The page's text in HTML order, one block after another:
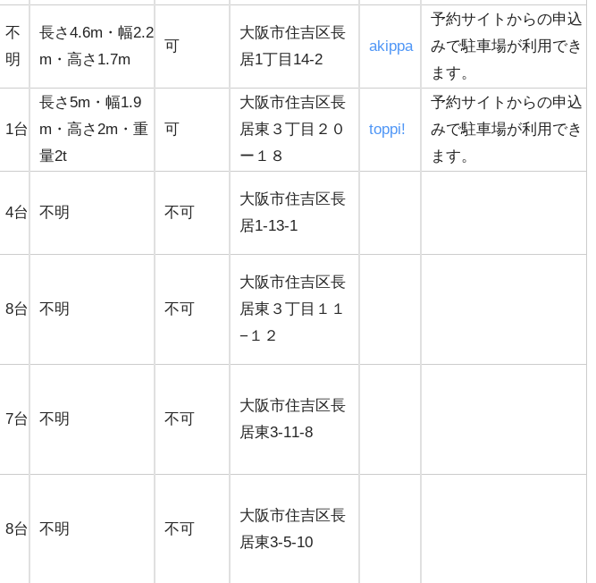
不
明
長さ4.6m・幅2.2
m・高さ1.7m
可
大阪市住吉区長
居1丁目14-2
akippa
予約サイトからの申込
みで駐車場が利用でき
ます。
1台
長さ5m・幅1.9
m・高さ2m・重
量2t
可
大阪市住吉区長
居東３丁目２０
ー１８
toppi!
予約サイトからの申込
みで駐車場が利用でき
ます。
4台 不明 不可
大阪市住吉区長
居1-13-1
8台 不明 不可
大阪市住吉区長
居東３丁目１１
−１２
7台 不明 不可
大阪市住吉区長
居東3-11-8
8台 不明 不可
大阪市住吉区長
居東3-5-10